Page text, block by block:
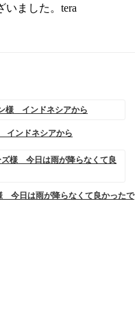
ました。tera
ンドネシアから
今日は雨が降らなくて良かったで